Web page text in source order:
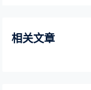
相关文章